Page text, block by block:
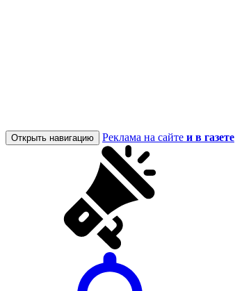
Открыть навигацию Реклама на сайте и в газете